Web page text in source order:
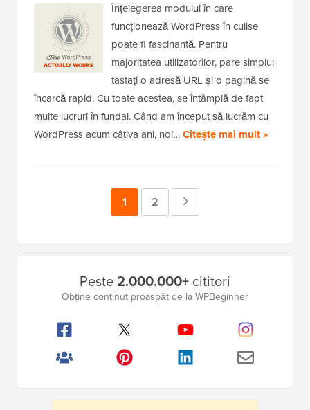
Înțelegerea modului în care
funcționează WordPress în culise
poate fi fascinantă. Pentru
majoritatea utilizatorilor, pare simplu:
tastați o adresă URL și o pagină se
încarcă rapid. Cu toate acestea, se întâmplă de fapt
multe lucruri în fundal. Când am început să lucrăm cu
WordPress acum câțiva ani, noi…Citește mai mult »
Pagina
1 Pagina
2
laterală
principală
Peste2.000.000+ cititori
Obține conținut proaspăt de la WPBeginner